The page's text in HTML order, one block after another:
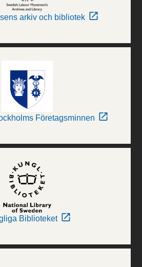
arkiv och bibliotek
Företagsminnen
Biblioteket